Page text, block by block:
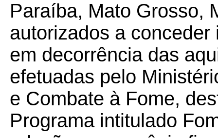
Paraíba, Mato Grosso,
autorizados a
em decorrência das
efetuadas pelo
e Combate à Fome,
Programa intitulado